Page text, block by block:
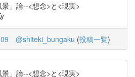
」論--<想念>と<現実>
@shiteki_bungaku (投稿一覧)
」論--<想念>と<現実>